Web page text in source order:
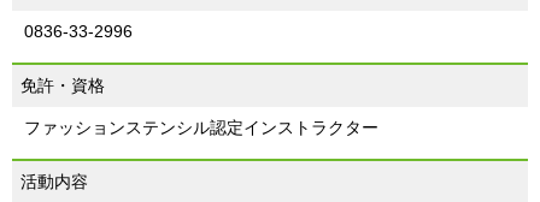
0836-33-2996
免許・資格
ファッションステンシル認定インストラクター
活動内容